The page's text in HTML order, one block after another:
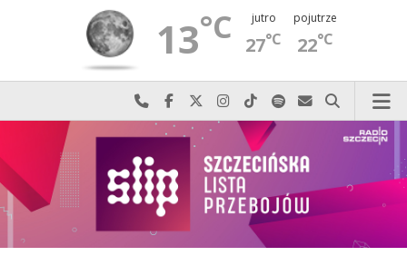
13°C jutro
27°C
pojutrze
22°C
Najlepiej po prostu do nas zadzwoń
Odwiedź nas na Facebook-u
Odwiedź nas na X
Odwiedź nas na Instagram-ie
Odwiedź nas na TikTok-u
Szukaj nas na Spotify
Wyślij do nas
Szukaj